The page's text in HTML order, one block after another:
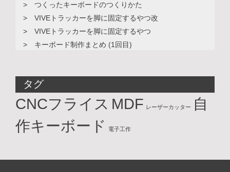
つくったキーボードのつくりかた
VIVEトラッカーを脚に固定するやつ改
VIVEトラッカーを脚に固定するやつ
キーボード制作まとめ (1回目)
タグ
CNCフライス MDF レーザーカッター
自
作キーボード
電子工作